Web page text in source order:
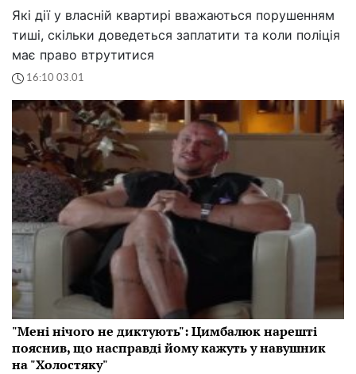
Які дії у власній квартирі вважаються порушенням
тиші, скільки доведеться заплатити та коли поліція
має право втрутитися
16:10 03.01
"Мені нічого не диктують": Цимбалюк нарешті
пояснив, що насправді йому кажуть у навушник
на "Холостяку"